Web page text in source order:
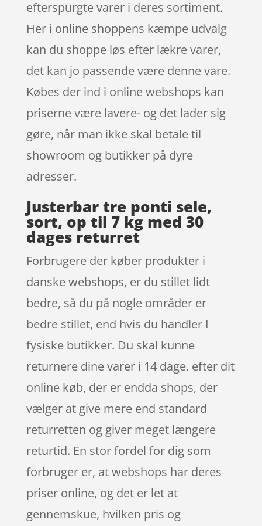
efterspurgte varer i deres sortiment.
Her i online shoppens kæmpe udvalg
kan du shoppe løs efter lækre varer,
det kan jo passende være denne vare.
Købes der ind i online webshops kan
priserne være lavere- og det lader sig
gøre, når man ikke skal betale til
showroom og butikker på dyre
adresser.
Justerbar tre ponti sele,
sort, op til 7 kg med 30
dages returret
Forbrugere der køber produkter i
danske webshops, er du stillet lidt
bedre, så du på nogle områder er
bedre stillet, end hvis du handler I
fysiske butikker. Du skal kunne
returnere dine varer i 14 dage. efter dit
online køb, der er endda shops, der
vælger at give mere end standard
returretten og giver meget længere
returtid. En stor fordel for dig som
forbruger er, at webshops har deres
priser online, og det er let at
gennemskue, hvilken pris og